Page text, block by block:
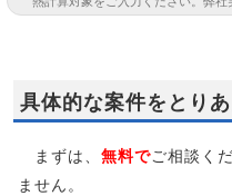
具体的な案件をとり
まずは、 無料でご相談く
ません。